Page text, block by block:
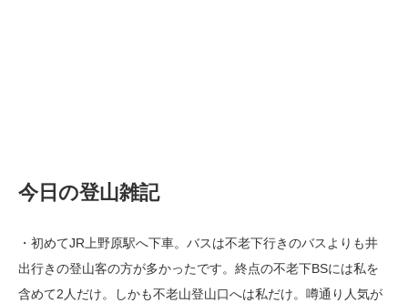
今日の登山雑記
・初めてJR上野原駅へ下車。バスは不老下行きのバスよりも井
出行きの登山客の方が多かったです。終点の不老下BSには私を
含めて2人だけ。しかも不老山登山口へは私だけ。噂通り人気が